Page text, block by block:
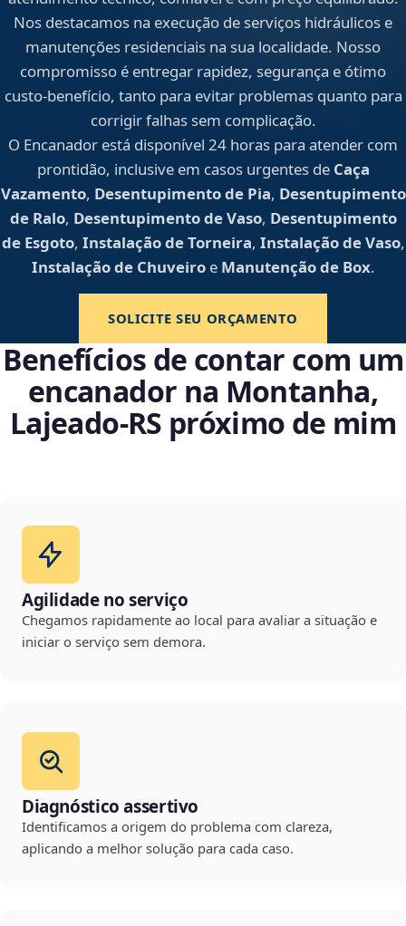
Nos destacamos na execução de serviços hidráulicos e
manutenções residenciais na sua localidade. Nosso
compromisso é entregar rapidez, segurança e ótimo
custo-benefício, tanto para evitar problemas quanto para
corrigir falhas sem complicação.
O Encanador está disponível 24 horas para atender com
prontidão, inclusive em casos urgentes de Caça
Vazamento, Desentupimento de Pia, Desentupimento
de Ralo, Desentupimento de Vaso, Desentupimento
de Esgoto, Instalação de Torneira, Instalação de Vaso,
Instalação de Chuveiroe Manutenção de Box.
SOLICITE SEU ORÇAMENTO
Benefícios de contar com um
encanador na Montanha,
Lajeado‑RS próximo de mim
Agilidade no serviço
Chegamos rapidamente ao local para avaliar a situação e
iniciar o serviço sem demora.
Diagnóstico assertivo
Identificamos a origem do problema com clareza,
aplicando a melhor solução para cada caso.